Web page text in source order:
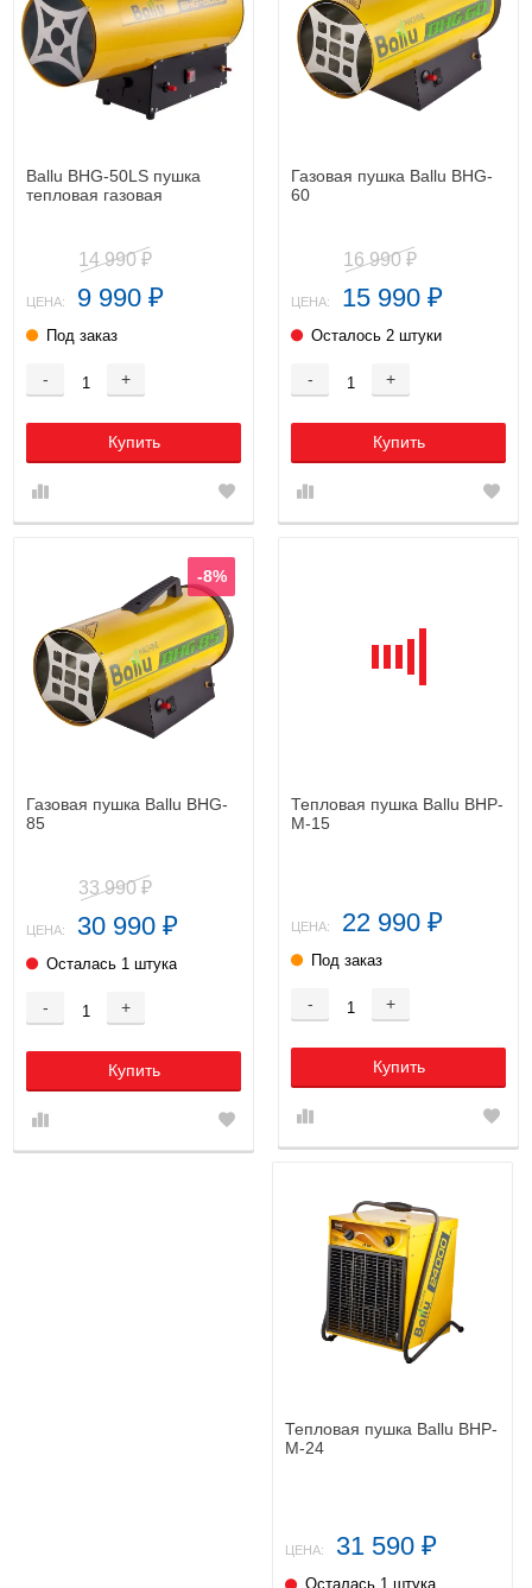
Ballu BHG-50LS пушка
тепловая газовая
14 990 ₽
ЦЕНА: 9 990 ₽
Под заказ
- +
Купить
Газовая пушка Ballu BHG-
60
16 990 ₽
ЦЕНА: 15 990 ₽
Осталось 2 штуки
- +
Купить
-8%
Газовая пушка Ballu BHG-
85
33 990 ₽
ЦЕНА: 30 990 ₽
Осталась 1 штука
- +
Купить
Тепловая пушка Ballu BHP-
M-15
ЦЕНА: 22 990 ₽
Под заказ
- +
Купить
Тепловая пушка Ballu BHP-
M-24
ЦЕНА: 31 590 ₽
Осталась 1 штука